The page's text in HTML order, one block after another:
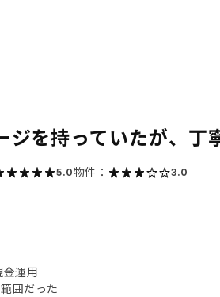
ジを持っていたが、丁
5.0物件： 3.0
運用
囲だった